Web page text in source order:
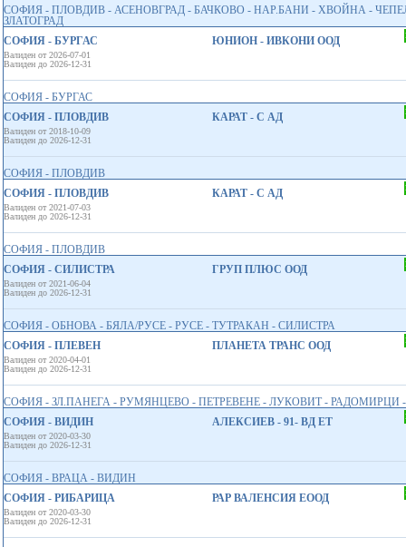
СОФИЯ - ПЛОВДИВ - АСЕНОВГРАД - БАЧКОВО - НАР.БАНИ - ХВОЙНА -
ЗЛАТОГРАД
СОФИЯ - БУРГАС
Валиден от 2026-07-01
Валиден до 2026-12-31
ЮНИОН - ИВКОНИ ООД
СОФИЯ - БУРГАС
СОФИЯ - ПЛОВДИВ
Валиден от 2018-10-09
Валиден до 2026-12-31
КАРАТ - С АД
СОФИЯ - ПЛОВДИВ
СОФИЯ - ПЛОВДИВ
Валиден от 2021-07-03
Валиден до 2026-12-31
КАРАТ - С АД
СОФИЯ - ПЛОВДИВ
СОФИЯ - СИЛИСТРА
Валиден от 2021-06-04
Валиден до 2026-12-31
ГРУП ПЛЮС ООД
СОФИЯ - ОБНОВА - БЯЛА/РУСЕ - РУСЕ - ТУТРАКАН - СИЛИСТРА
СОФИЯ - ПЛЕВЕН
Валиден от 2020-04-01
Валиден до 2026-12-31
ПЛАНЕТА ТРАНС ООД
СОФИЯ - ЗЛ.ПАНЕГА - РУМЯНЦЕВО - ПЕТРЕВЕНЕ - ЛУКОВИТ - РАДОМИРЦИ
СОФИЯ - ВИДИН
Валиден от 2020-03-30
Валиден до 2026-12-31
АЛЕКСИЕВ - 91- ВД ЕТ
СОФИЯ - ВРАЦА - ВИДИН
СОФИЯ - РИБАРИЦА
Валиден от 2020-03-30
Валиден до 2026-12-31
РАР ВАЛЕНСИЯ ЕООД